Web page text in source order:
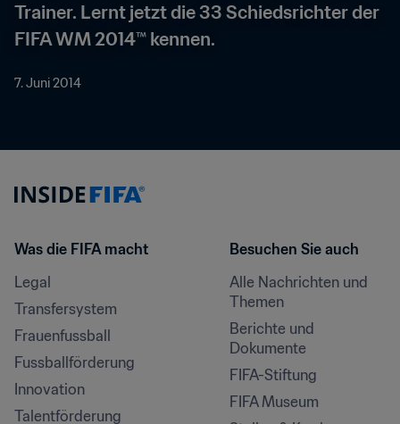
Trainer. Lernt jetzt die 33 Schiedsrichter der
FIFA WM 2014™ kennen.
7. Juni 2014
Was die FIFA macht
Legal
Transfersystem
Frauenfussball
Fussballförderung
Innovation
Talentförderung
Besuchen Sie auch
Alle Nachrichten und
Themen
Berichte und
Dokumente
FIFA-Stiftung
FIFA Museum